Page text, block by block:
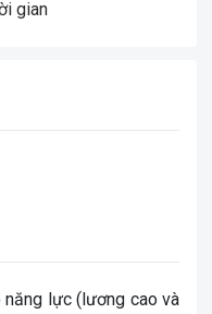
gian
năng lực (lương cao và